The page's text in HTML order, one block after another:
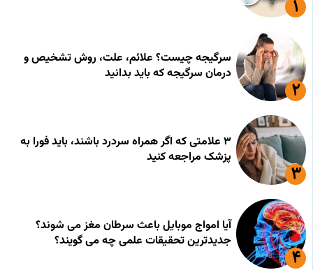
سرگیجه چیست؟ علائم، علت، روش تشخیص و
درمان سرگیجه که باید بدانید
۳ علامتی که اگر همراه سردرد باشند، باید فورا به
پزشک مراجعه کنید
آیا امواج موبایل باعث سرطان مغز می شوند؟
جدیدترین تحقیقات علمی چه می گویند؟